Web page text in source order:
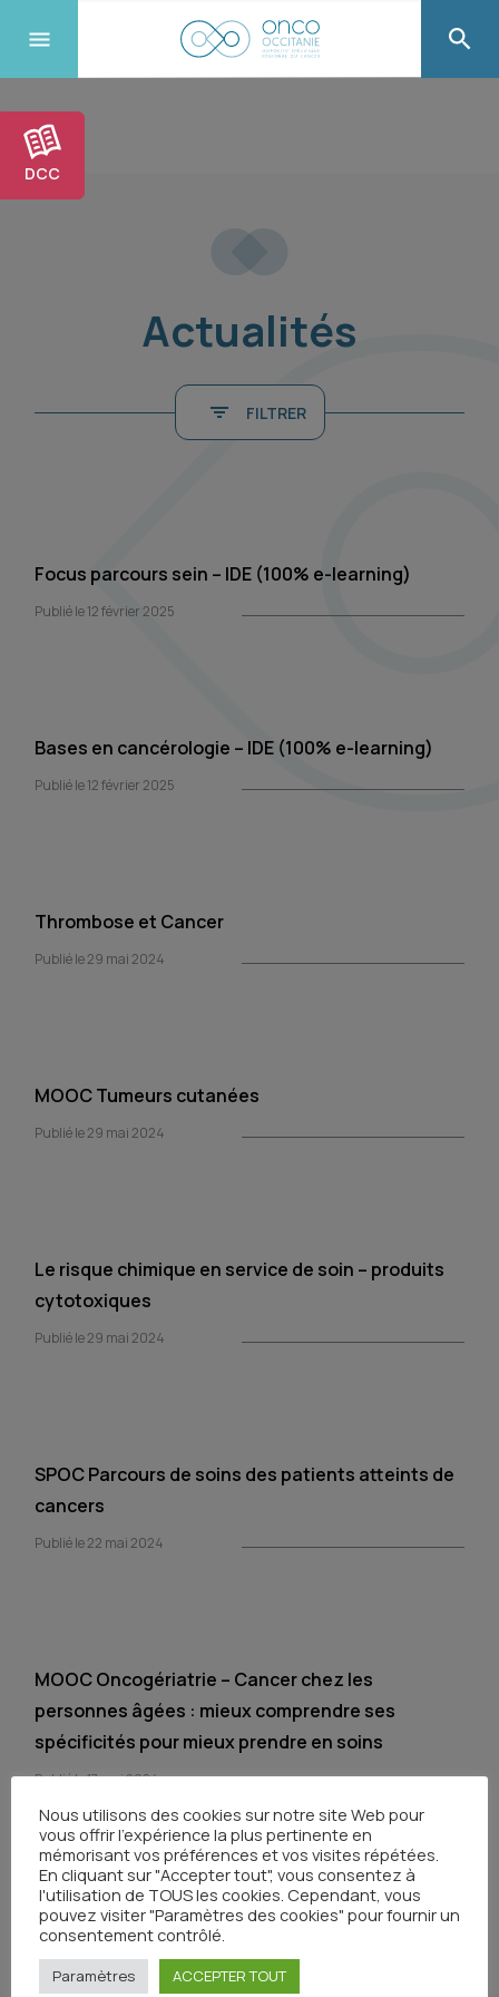
DCC
Actualités
FILTRER
Focus parcours sein – IDE (100% e-learning)
Publié le 12 février 2025
Bases en cancérologie – IDE (100% e-learning)
Publié le 12 février 2025
Thrombose et Cancer
Publié le 29 mai 2024
MOOC Tumeurs cutanées
Publié le 29 mai 2024
Le risque chimique en service de soin – produits
cytotoxiques
Publié le 29 mai 2024
SPOC Parcours de soins des patients atteints de
cancers
Publié le 22 mai 2024
MOOC Oncogériatrie – Cancer chez les
personnes âgées : mieux comprendre ses
spécificités pour mieux prendre en soins
Publié le 17 mai 2024
Enfant et cancer : Perfectionnement sur le
traitement médicamenteux anti-cancéreux en
pédiatrie*
Nous utilisons des cookies sur notre site Web pour
vous offrir l'expérience la plus pertinente en
mémorisant vos préférences et vos visites répétées.
En cliquant sur "Accepter tout", vous consentez à
l'utilisation de TOUS les cookies. Cependant, vous
pouvez visiter "Paramètres des cookies" pour fournir un
consentement contrôlé.
Paramètres ACCEPTER TOUT